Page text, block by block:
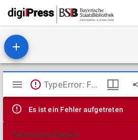
Mirador
Viewer
TypeError: Failed to fetch
Es ist ein Fehler aufgetreten
Technische Details